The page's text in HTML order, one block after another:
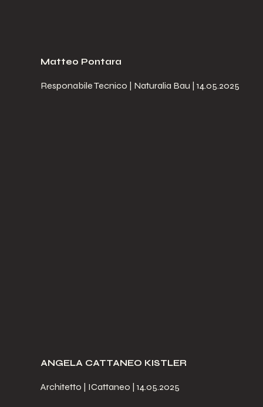
Matteo Pontara
Responabile Tecnico | Naturalia Bau | 14.05.2025
ANGELA CATTANEO KISTLER
Architetto | ICattaneo | 14.05.2025